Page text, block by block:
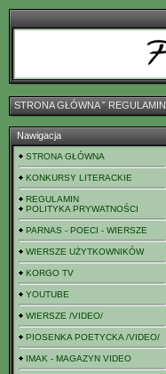
STRONA GŁÓWNAˇ REGULAMIN
Nawigacja
STRONA GŁÓWNA
KONKURSY LITERACKIE
REGULAMIN
POLITYKA PRYWATNOŚCI
PARNAS - POECI - WIERSZE
WIERSZE UŻYTKOWNIKÓW
KORGO TV
YOUTUBE
WIERSZE /VIDEO/
PIOSENKA POETYCKA /VIDEO/
IMAK - MAGAZYN VIDEO